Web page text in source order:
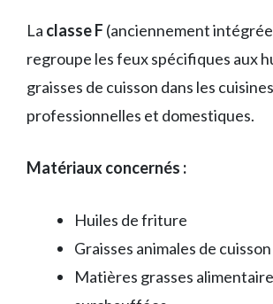
La classe F (anciennement intégrée
regroupe les feux spécifiques aux
graisses de cuisson dans les cuisines
professionnelles et domestiques.
Matériaux concernés :
Huiles de friture
Graisses animales de cuisson
Matières grasses